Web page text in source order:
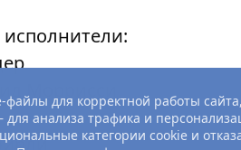
Моррисси
для корректной работы
анализа трафика и
категории cookie и